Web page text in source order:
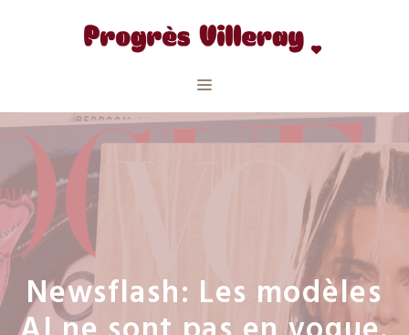
Menu
Newsflash: Les modèles